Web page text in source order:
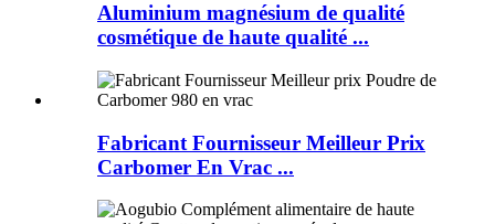
Aluminium magnésium de qualité
cosmétique de haute qualité ...
Fabricant Fournisseur Meilleur Prix
Carbomer En Vrac ...